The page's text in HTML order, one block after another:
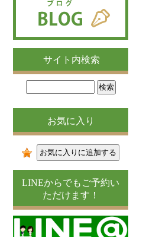
サイト内検索
お気に入り
LINEからでもご予約い
ただけます！